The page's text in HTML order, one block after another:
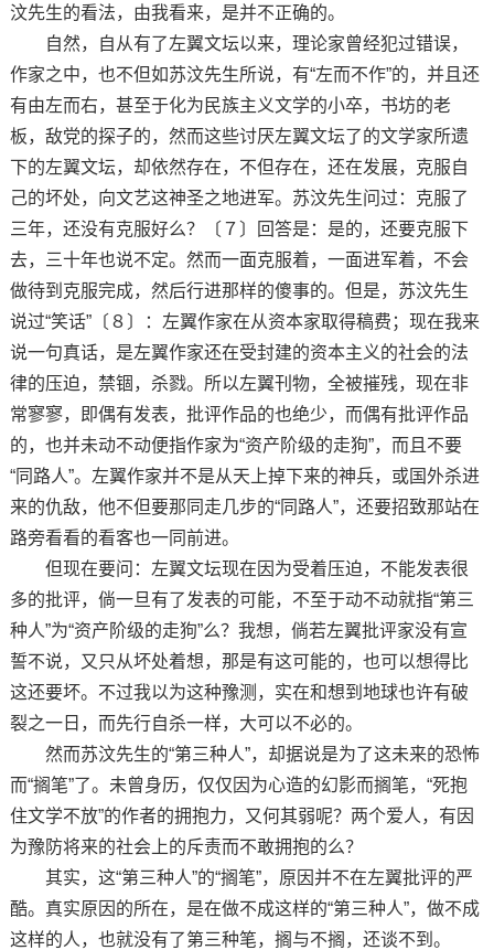
汶先生的看法，由我看来，是并不正确的。
自然，自从有了左翼文坛以来，理论家曾经犯过错误，
作家之中，也不但如苏汶先生所说，有“左而不作”的，并且还
有由左而右，甚至于化为民族主义文学的小卒，书坊的老
板，敌党的探子的，然而这些讨厌左翼文坛了的文学家所遗
下的左翼文坛，却依然存在，不但存在，还在发展，克服自
己的坏处，向文艺这神圣之地进军。苏汶先生问过：克服了
三年，还没有克服好么？〔７〕回答是：是的，还要克服下
去，三十年也说不定。然而一面克服着，一面进军着，不会
做待到克服完成，然后行进那样的傻事的。但是，苏汶先生
说过“笑话”〔８〕：左翼作家在从资本家取得稿费；现在我来
说一句真话，是左翼作家还在受封建的资本主义的社会的法
律的压迫，禁锢，杀戮。所以左翼刊物，全被摧残，现在非
常寥寥，即偶有发表，批评作品的也绝少，而偶有批评作品
的，也并未动不动便指作家为“资产阶级的走狗”，而且不要
“同路人”。左翼作家并不是从天上掉下来的神兵，或国外杀进
来的仇敌，他不但要那同走几步的“同路人”，还要招致那站在
路旁看看的看客也一同前进。
但现在要问：左翼文坛现在因为受着压迫，不能发表很
多的批评，倘一旦有了发表的可能，不至于动不动就指“第三
种人”为“资产阶级的走狗”么？我想，倘若左翼批评家没有宣
誓不说，又只从坏处着想，那是有这可能的，也可以想得比
这还要坏。不过我以为这种豫测，实在和想到地球也许有破
裂之一日，而先行自杀一样，大可以不必的。
然而苏汶先生的“第三种人”，却据说是为了这未来的恐怖
而“搁笔”了。未曾身历，仅仅因为心造的幻影而搁笔，“死抱
住文学不放”的作者的拥抱力，又何其弱呢？两个爱人，有因
为豫防将来的社会上的斥责而不敢拥抱的么？
其实，这“第三种人”的“搁笔”，原因并不在左翼批评的严
酷。真实原因的所在，是在做不成这样的“第三种人”，做不成
这样的人，也就没有了第三种笔，搁与不搁，还谈不到。